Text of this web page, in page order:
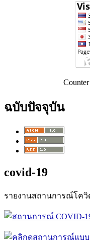
ฉบับปัจจุบัน
covid-19
รายงานสถานการณ์โควิ